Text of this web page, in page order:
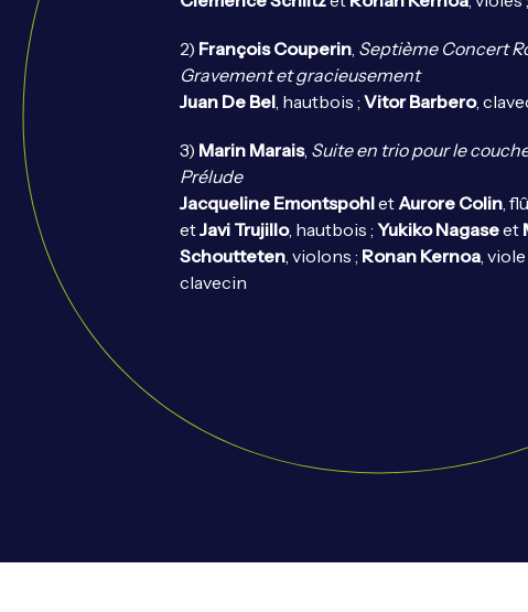
2) François Couperin, Septième Concert
Gravement et gracieusement
Juan De Bel, hautbois ; Vitor Barbero,
3) Marin Marais, Suite en trio pour le
Prélude
Jacqueline EmontspohletAurore Colin,
etJavi Trujillo, hautbois ; Yukiko Nagaseet
Schoutteten, violons ; Ronan Kernoa, viole
clavecin